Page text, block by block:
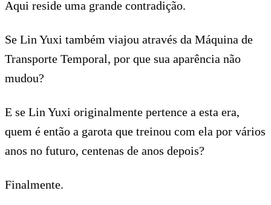
Aqui reside uma grande contradição.
Se Lin Yuxi também viajou através da Máquina de
Transporte Temporal, por que sua aparência não
mudou?
E se Lin Yuxi originalmente pertence a esta era,
quem é então a garota que treinou com ela por vários
anos no futuro, centenas de anos depois?
Finalmente.